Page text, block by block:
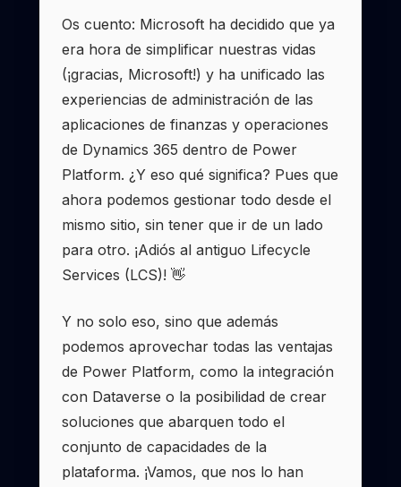
Os cuento: Microsoft ha decidido que ya
era hora de simplificar nuestras vidas
(¡gracias, Microsoft!) y ha unificado las
experiencias de administración de las
aplicaciones de finanzas y operaciones
de Dynamics 365 dentro de Power
Platform. ¿Y eso qué significa? Pues que
ahora podemos gestionar todo desde el
mismo sitio, sin tener que ir de un lado
para otro. ¡Adiós al antiguo Lifecycle
Services (LCS)! 👋
Y no solo eso, sino que además
podemos aprovechar todas las ventajas
de Power Platform, como la integración
con Dataverse o la posibilidad de crear
soluciones que abarquen todo el
conjunto de capacidades de la
plataforma. ¡Vamos, que nos lo han